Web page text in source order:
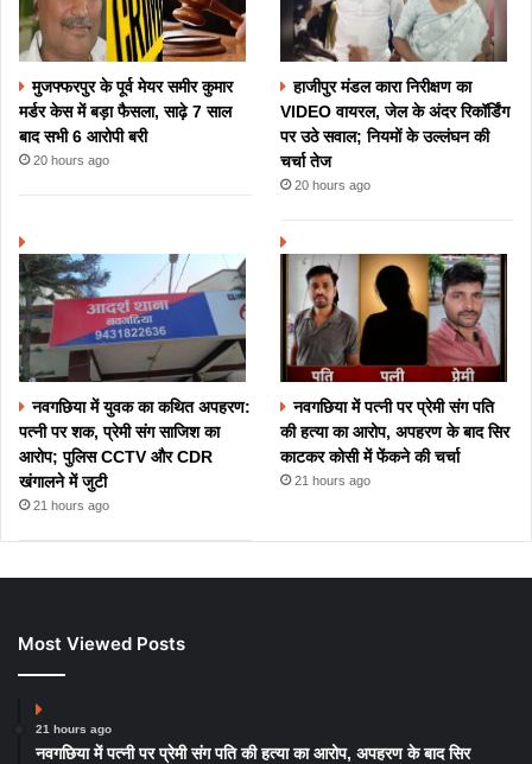
मुजफ्फरपुर के पूर्व मेयर समीर कुमार
मर्डर केस में बड़ा फैसला, साढ़े 7 साल
बाद सभी 6 आरोपी बरी
20 hours ago
हाजीपुर मंडल कारा निरीक्षण का
VIDEO वायरल, जेल के अंदर रिकॉर्डिंग
पर उठे सवाल; नियमों के उल्लंघन की
चर्चा तेज
20 hours ago
नवगछिया में युवक का कथित अपहरण:
पत्नी पर शक, प्रेमी संग साजिश का
आरोप; पुलिस CCTV और CDR
खंगालने में जुटी
21 hours ago
नवगछिया में पत्नी पर प्रेमी संग पति
की हत्या का आरोप, अपहरण के बाद सिर
काटकर कोसी में फेंकने की चर्चा
21 hours ago
Most Viewed Posts
21 hours ago
नवगछिया में पत्नी पर प्रेमी संग पति की हत्या का आरोप, अपहरण के बाद सिर